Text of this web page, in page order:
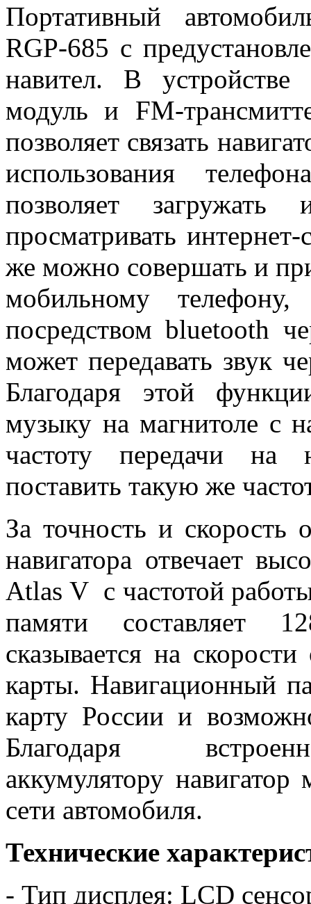
Портативный
RGP-685 c
навител. В устройстве
модуль и FM-
позволяет связать
использования
позволяет
просматривать
же можно совершать и
мобильному телефону,
посредством bluetooth
может передавать звук
Благодаря этой
музыку на магнитоле с
частоту передачи на
поставить такую же
За точность и скорость
навигатора отвечает
Atlas V с частотой
памяти составляет
сказывается на
карты. Навигационный
карту России и
Благодаря
аккумулятору
сети автомобиля.
Технические
- Тип дисплея: LCD